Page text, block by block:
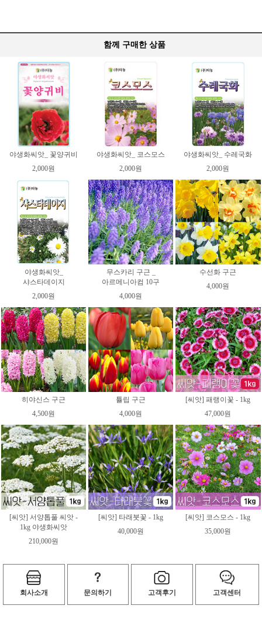
함께 구매한 상품
야생화씨앗_ 꽃양귀비
2,000원
야생화씨앗_ 코스모스
2,000원
야생화씨앗_ 수레국화
2,000원
야생화씨앗_
샤스타데이지
2,000원
무스카리 구근 _
아르메니아컴 10구
4,000원
수선화 구근
4,000원
히야신스 구근
4,500원
튤립 구근
4,000원
[씨앗] 패랭이꽃 - 1kg
47,000원
[씨앗] 서양톱풀 씨앗 -
1kg 야생화씨앗
210,000원
[씨앗] 타래붓꽃 - 1kg
40,000원
[씨앗] 코스모스 - 1kg
35,000원
회사소개 문의하기 고객후기 고객센터